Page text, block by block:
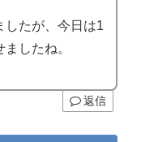
したが、今日は1
したね。
返信